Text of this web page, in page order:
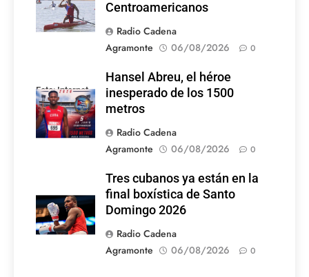
Centroamericanos
Radio Cadena
Agramonte
06/08/2026 0
Foto: Internet
Hansel Abreu, el héroe
inesperado de los 1500
metros
Radio Cadena
Agramonte
06/08/2026 0
Tres cubanos ya están en la
final boxística de Santo
Domingo 2026
Radio Cadena
Agramonte
06/08/2026 0